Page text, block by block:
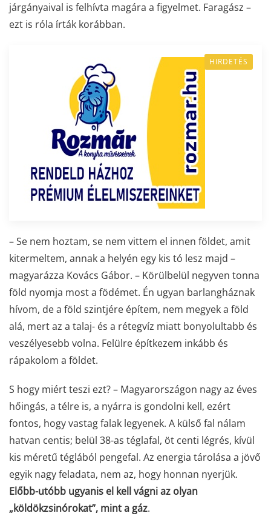
járgányaival is felhívta magára a figyelmet. Faragász –
ezt is róla írták korábban.
HIRDETÉS
– Se nem hoztam, se nem vittem el innen földet, amit
kitermeltem, annak a helyén egy kis tó lesz majd –
magyarázza Kovács Gábor. – Körülbelül negyven tonna
föld nyomja most a födémet. Én ugyan barlangháznak
hívom, de a föld szintjére építem, nem megyek a föld
alá, mert az a talaj- és a rétegvíz miatt bonyolultabb és
veszélyesebb volna. Felülre építkezem inkább és
rápakolom a földet.
S hogy miért teszi ezt? – Magyarországon nagy az éves
hőingás, a télre is, a nyárra is gondolni kell, ezért
fontos, hogy vastag falak legyenek. A külső fal nálam
hatvan centis; belül 38-as téglafal, öt centi légrés, kívül
kis méretű téglából pengefal. Az energia tárolása a jövő
egyik nagy feladata, nem az, hogy honnan nyerjük.
Előbb-utóbb ugyanis el kell vágni az olyan
„köldökzsinórokat”, mint a gáz.